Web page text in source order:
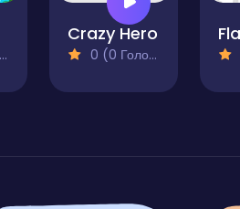
Crazy Hero
0 (0 Голосів)